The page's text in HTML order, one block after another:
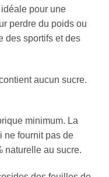
pour une
perdre du poids ou
des sportifs et des
aucun sucre.
minimum. La
ne fournit pas de
naturelle au sucre.